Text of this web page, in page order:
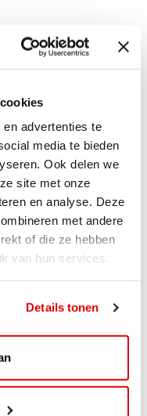
advertenties te
media te bieden
Ook delen we
site met onze
en analyse. Deze
met andere
of die ze hebben
van hun services.
Details tonen